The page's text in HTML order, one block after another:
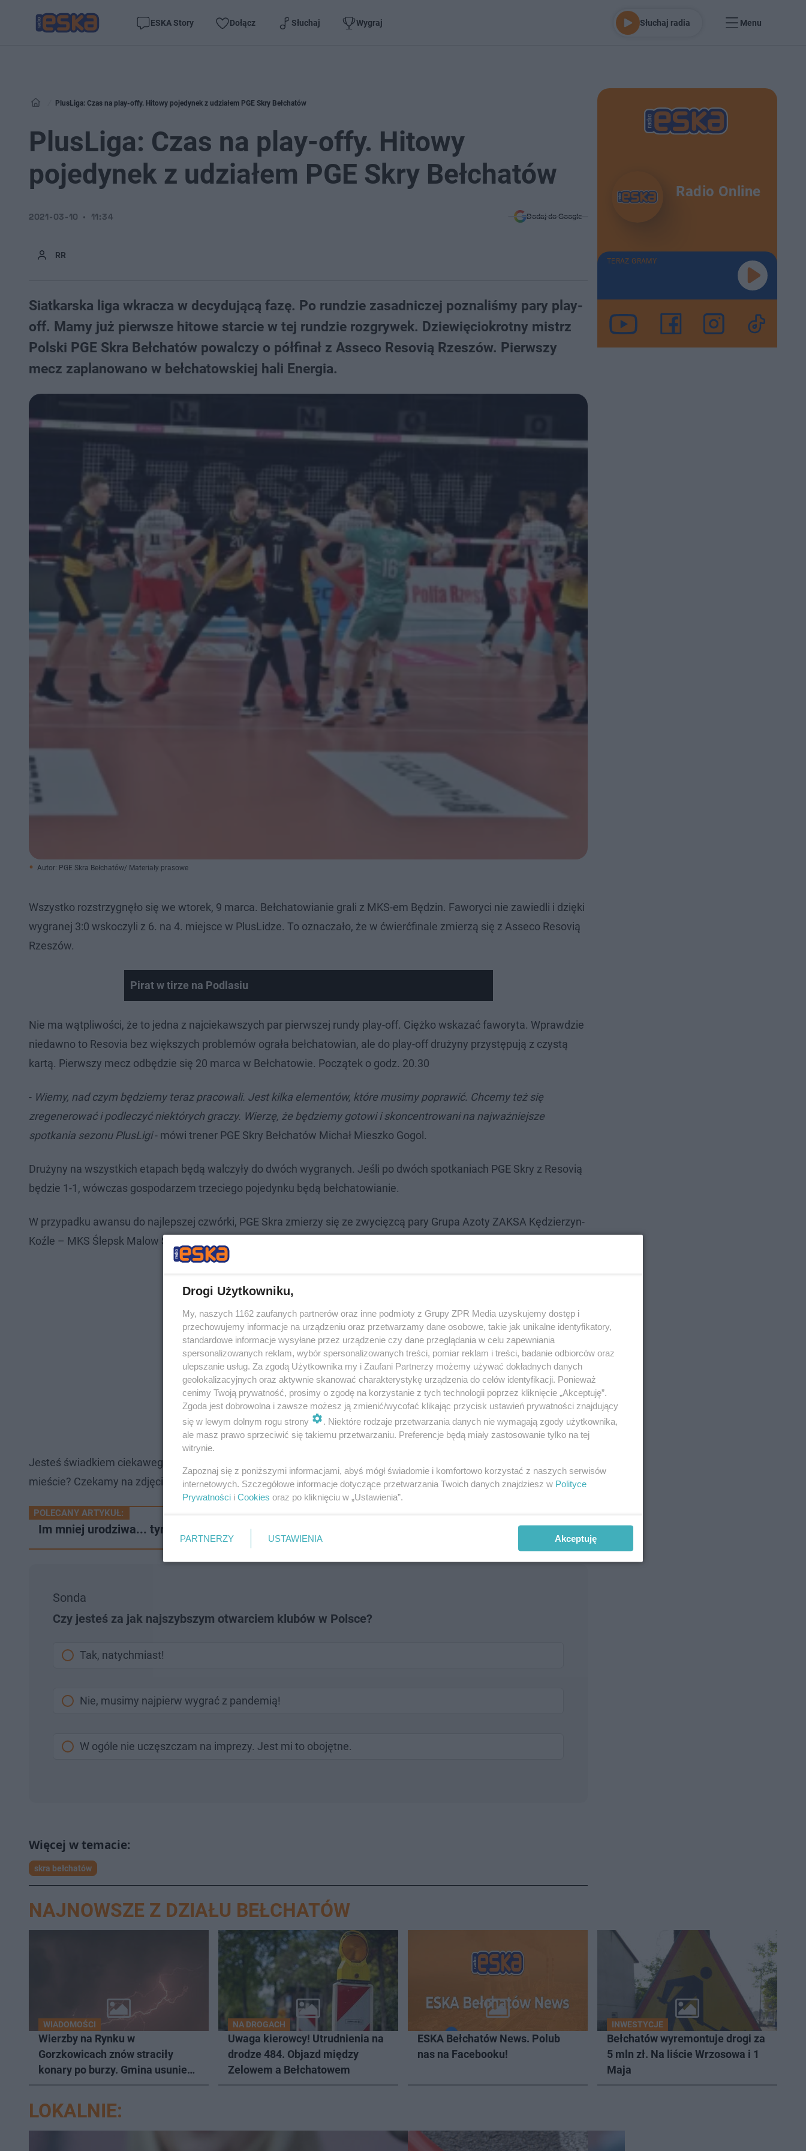
ESKA Story Dołącz Słuchaj Wygraj Słuchaj radia Menu
PlusLiga: Czas na play-offy. Hitowy pojedynek z udziałem PGE Skry Bełchatów
PlusLiga: Czas na play-offy. Hitowy
pojedynek z udziałem PGE Skry Bełchatów
RR
2021-03-10 11:34 Dodaj do Google
Siatkarska liga wkracza w decydującą fazę. Po rundzie zasadniczej poznaliśmy pary play-
off. Mamy już pierwsze hitowe starcie w tej rundzie rozgrywek. Dziewięciokrotny mistrz
Polski PGE Skra Bełchatów powalczy o półfinał z Asseco Resovią Rzeszów. Pierwszy
mecz zaplanowano w bełchatowskiej hali Energia.
Autor: PGE Skra Bełchatów/ Materiały prasowe
Wszystko rozstrzygnęło się we wtorek, 9 marca. Bełchatowianie grali z MKS-em Będzin. Faworyci nie zawiedli i dzięki
wygranej 3:0 wskoczyli z 6. na 4. miejsce w PlusLidze. To oznaczało, że w ćwierćfinale zmierzą się z Asseco Resovią
Rzeszów.
Pirat w tirze na Podlasiu
Nie ma wątpliwości, że to jedna z najciekawszych par pierwszej rundy play-off. Ciężko wskazać faworyta. Wprawdzie
niedawno to Resovia bez większych problemów ograła bełchatowian, ale do play-off drużyny przystępują z czystą
kartą. Pierwszy mecz odbędzie się 20 marca w Bełchatowie. Początek o godz. 20.30
- Wiemy, nad czym będziemy teraz pracowali. Jest kilka elementów, które musimy poprawić. Chcemy też się
zregenerować i podleczyć niektórych graczy. Wierzę, że będziemy gotowi i skoncentrowani na najważniejsze
spotkania sezonu PlusLigi- mówi trener PGE Skry Bełchatów Michał Mieszko Gogol.
Drużyny na wszystkich etapach będą walczyły do dwóch wygranych. Jeśli po dwóch spotkaniach PGE Skry z Resovią
będzie 1-1, wówczas gospodarzem trzeciego pojedynku będą bełchatowianie.
W przypadku awansu do najlepszej czwórki, PGE Skra zmierzy się ze zwycięzcą pary Grupa Azoty ZAKSA Kędzierzyn-
Koźle – MKS Ślepsk Malow Suwałki.
Jesteś świadkiem ciekawego zdarzenia w twojej okolicy? A może chcesz poinformować o trudnej sytuacji w twoim
mieście? Czekamy na zdjęcia, filmy i gorące newsy! Pisz do nas na:[email protected]
POLECANY ARTYKUŁ:
Im mniej urodziwa... tym lepiej! Muzeum w Bełchatowie ogłosiło konkurs na "najb…
Sonda
Czy jesteś za jak najszybszym otwarciem klubów w Polsce?
Tak, natychmiast!
Nie, musimy najpierw wygrać z pandemią!
W ogóle nie uczęszczam na imprezy. Jest mi to obojętne.
skra bełchatów
Radio Online
TERAZ GRAMY
NAJNOWSZE Z DZIAŁU BEŁCHATÓW
WIADOMOŚCI
Wierzby na Rynku w
Gorzkowicach znów straciły
konary po burzy. Gmina usunie
NA DROGACH
Uwaga kierowcy! Utrudnienia na
drodze 484. Objazd między
Zelowem a Bełchatowem
ESKA Bełchatów News. Polub
nas na Facebooku!
INWESTYCJE
Bełchatów wyremontuje drogi za
5 mln zł. Na liście Wrzosowa i 1
Maja
LOKALNIE:
Drogi Użytkowniku,
My, naszych 1162 zaufanych partnerów oraz inne podmioty z Grupy ZPR Media uzyskujemy dostęp i
przechowujemy informacje na urządzeniu oraz przetwarzamy dane osobowe, takie jak unikalne identyfikatory,
standardowe informacje wysyłane przez urządzenie czy dane przeglądania w celu zapewniania
spersonalizowanych reklam, wybór spersonalizowanych treści, pomiar reklam i treści, badanie odbiorców oraz
ulepszanie usług. Za zgodą Użytkownika my i Zaufani Partnerzy możemy używać dokładnych danych
geolokalizacyjnych oraz aktywnie skanować charakterystykę urządzenia do celów identyfikacji. Ponieważ
cenimy Twoją prywatność, prosimy o zgodę na korzystanie z tych technologii poprzez kliknięcie „Akceptuję”.
Zgoda jest dobrowolna i zawsze możesz ją zmienić/wycofać klikając przycisk ustawień prywatności znajdujący
się w lewym dolnym rogu strony
. Niektóre rodzaje przetwarzania danych nie wymagają zgody użytkownika,
ale masz prawo sprzeciwić się takiemu przetwarzaniu. Preferencje będą miały zastosowanie tylko na tej
witrynie.
Zapoznaj się z poniższymi informacjami, abyś mógł świadomie i komfortowo korzystać z naszych serwisów
internetowych. Szczegółowe informacje dotyczące przetwarzania Twoich danych znajdziesz w Polityce
Prywatności i Cookies oraz po kliknięciu w „Ustawienia”.
PARTNERZY USTAWIENIA Akceptuję